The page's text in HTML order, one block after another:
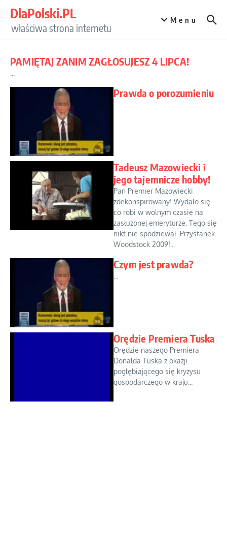
DlaPolski.PL
właściwa strona internetu
Menu
PAMIĘTAJ ZANIM ZAGŁOSUJESZ 4 LIPCA!
Prawda o porozumieniu
Tadeusz Mazowiecki i
jego tajemnicze hobby!
Pan Premier Mazowiecki
zdekonspirowany! Wydało się
co robi w wolnym czasie na
zasłużonej emeryturze. Tego się
nikt nie spodziewał. Przystanek
Woodstock 2009!...
Czym jest prawda?
Orędzie Premiera Tuska
Orędzie naszego Premiera
Donalda Tuska z okazji
pogłębiającego się kryzysu
gospodarczego w kraju...